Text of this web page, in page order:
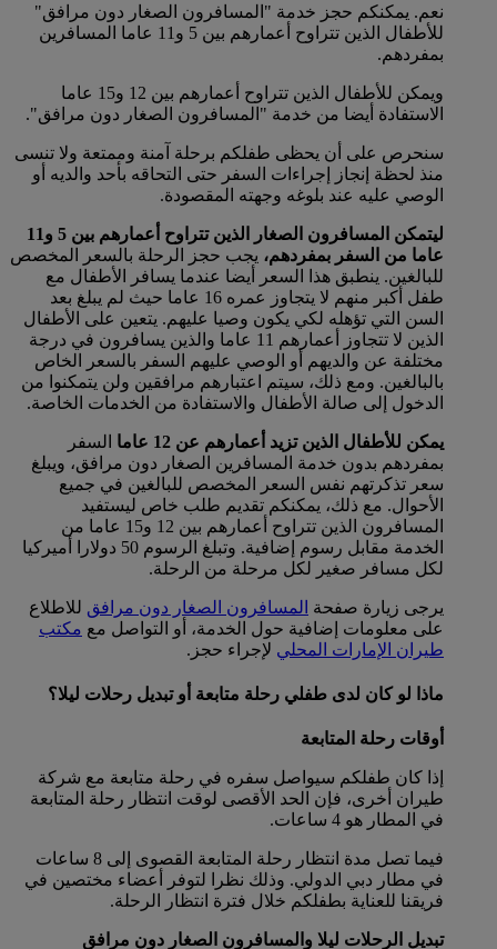
نعم. يمكنكم حجز خدمة "المسافرون الصغار دون مرافق"
للأطفال الذين تتراوح أعمارهم بين 5 و11 عاما المسافرين
بمفردهم.
ويمكن للأطفال الذين تتراوح أعمارهم بين 12 و15 عاما
الاستفادة أيضا من خدمة "المسافرون الصغار دون مرافق".
سنحرص على أن يحظى طفلكم برحلة آمنة وممتعة ولا تنسى
منذ لحظة إنجاز إجراءات السفر حتى التحاقه بأحد والديه أو
الوصي عليه عند بلوغه وجهته المقصودة.
ليتمكن المسافرون الصغار الذين تتراوح أعمارهم بين 5 و11
عاما من السفر بمفردهم، يجب حجز الرحلة بالسعر المخصص
للبالغين. ينطبق هذا السعر أيضا عندما يسافر الأطفال مع
طفل أكبر منهم لا يتجاوز عمره 16 عاما حيث لم يبلغ بعد
السن التي تؤهله لكي يكون وصيا عليهم. يتعين على الأطفال
الذين لا تتجاوز أعمارهم 11 عاما والذين يسافرون في درجة
مختلفة عن والديهم أو الوصي عليهم السفر بالسعر الخاص
بالبالغين. ومع ذلك، سيتم اعتبارهم مرافقين ولن يتمكنوا من
الدخول إلى صالة الأطفال والاستفادة من الخدمات الخاصة.
يمكن للأطفال الذين تزيد أعمارهم عن 12 عاما
السفر
بمفردهم بدون خدمة المسافرين الصغار دون مرافق، ويبلغ
سعر تذكرتهم نفس السعر المخصص للبالغين في جميع
الأحوال. مع ذلك، يمكنكم تقديم طلب خاص ليستفيد
المسافرون الذين تتراوح أعمارهم بين 12 و15 عاما من
الخدمة مقابل رسوم إضافية. وتبلغ الرسوم 50 دولارا أميركيا
لكل مسافر صغير لكل مرحلة من الرحلة.
يرجى زيارة صفحة المسافرون الصغار دون مرافق للاطلاع
على معلومات إضافية حول الخدمة، أو التواصل مع مكتب
طيران الإمارات المحلي لإجراء حجز.
ماذا لو كان لدى طفلي رحلة متابعة أو تبديل رحلات ليلا؟
أوقات رحلة المتابعة
إذا كان طفلكم سيواصل سفره في رحلة متابعة مع شركة
طيران أخرى، فإن الحد الأقصى لوقت انتظار رحلة المتابعة
في المطار هو 4 ساعات.
فيما تصل مدة انتظار رحلة المتابعة القصوى إلى 8 ساعات
في مطار دبي الدولي. وذلك نظرا لتوفر أعضاء مختصين في
فريقنا للعناية بطفلكم خلال فترة انتظار الرحلة.
تبديل الرحلات ليلا والمسافرون الصغار دون مرافق